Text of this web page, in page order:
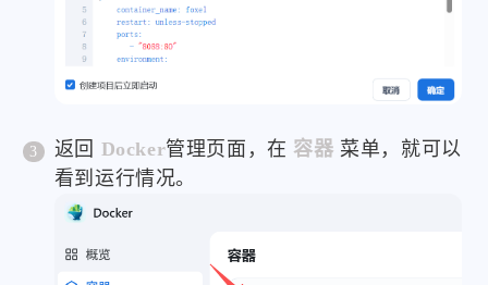
返回 Docker管理页面，在 容器 菜单，就可以
看到运行情况。